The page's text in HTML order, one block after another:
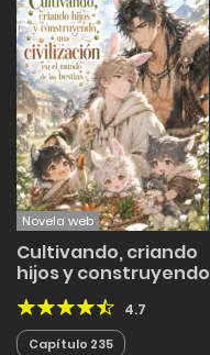
Novela web
Cultivando, criando
hijos y construyendo
una civilización en el
mundo de las bestias
4.7
Capítulo 235